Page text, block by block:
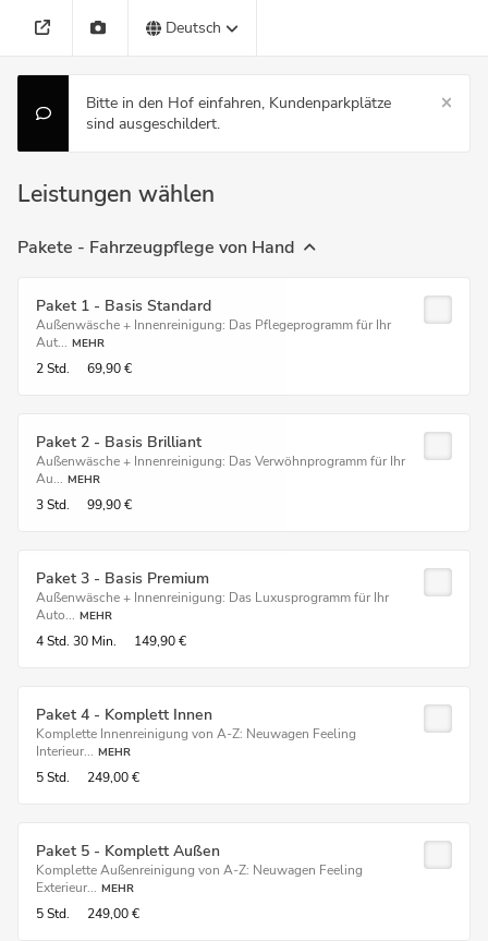
Deutsch
Bitte in den Hof einfahren, Kundenparkplätze
sind ausgeschildert.
Leistungen wählen
Pakete - Fahrzeugpflege von Hand
Paket 1 - Basis Standard
Außenwäsche + Innenreinigung: Das Pflegeprogramm für Ihr
Aut... MEHR
2 Std. 69,90 €
Paket 2 - Basis Brilliant
Außenwäsche + Innenreinigung: Das Verwöhnprogramm für Ihr
Au... MEHR
3 Std. 99,90 €
Paket 3 - Basis Premium
Außenwäsche + Innenreinigung: Das Luxusprogramm für Ihr
Auto... MEHR
4 Std. 30 Min. 149,90 €
Paket 4 - Komplett Innen
Komplette Innenreinigung von A-Z: Neuwagen Feeling
Interieur... MEHR
5 Std. 249,00 €
Paket 5 - Komplett Außen
Komplette Außenreinigung von A-Z: Neuwagen Feeling
Exterieur... MEHR
5 Std. 249,00 €